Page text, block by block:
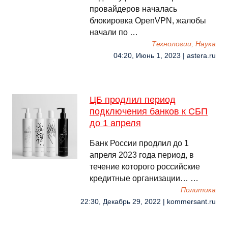
провайдеров началась
блокировка OpenVPN, жалобы
начали по …
Технологии, Наука
04:20, Июнь 1, 2023 | astera.ru
ЦБ продлил период
подключения банков к СБП
до 1 апреля
Банк России продлил до 1
апреля 2023 года период, в
течение которого российские
кредитные организации… …
Политика
22:30, Декабрь 29, 2022 | kommersant.ru